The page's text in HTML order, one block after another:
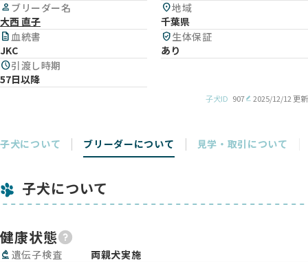
person ブリーダー名
大西 直子
location_on地域
千葉県
description血統書
JKC
verified_user生体保証
あり
schedule引渡し時期
57日以降
子犬ID 907 2025/12/12 更新
子犬について ブリーダーについて 見学・取引について
子犬について
健康状態
biotech 遺伝子検査
両親犬実施